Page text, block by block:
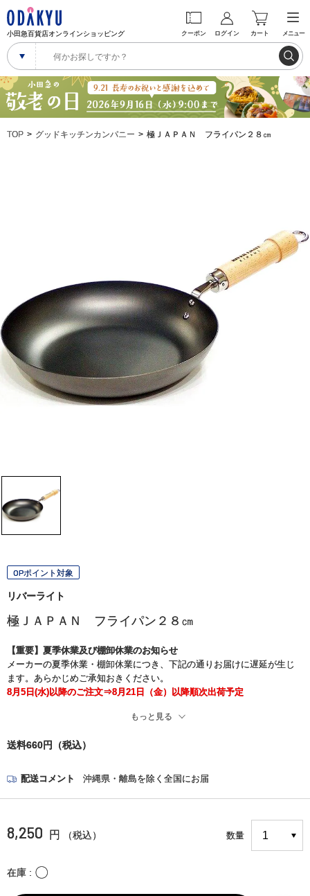
小田急百貨店オンラインショッピング クーポン ログイン カート メニュー
TOP グッドキッチンカンパニー 極ＪＡＰＡＮ フライパン２８㎝
OPポイント対象
リバーライト
極ＪＡＰＡＮ フライパン２８㎝
【重要】夏季休業及び棚卸休業のお知らせ
メーカーの夏季休業・棚卸休業につき、下記の通りお届けに遅延が生じ
ます。あらかじめご承知おきください。
8月5日(水)以降のご注文⇒8月21日（金）以降順次出荷予定
※また、現在、一部の地域でお荷物のお届け中止と遅れが生じておりま
お客さまには大変ご迷惑をお掛けいたしますが、何卒ご了承くださいま
＜詳細はこちら＞
もっと見る
送料660円（税込）
配送コメント 沖縄県・離島を除く全国にお届
8,250 円 （税込） 数量
在庫 〇